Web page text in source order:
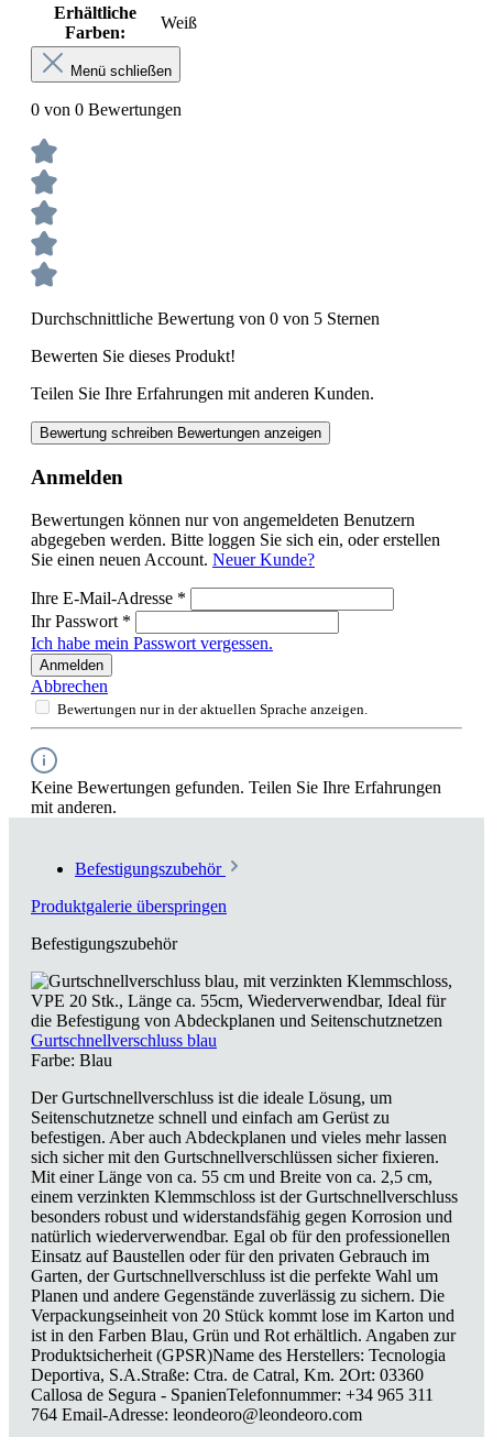
Erhältliche
Farben:
Weiß
Menü schließen
0 von 0 Bewertungen
Durchschnittliche Bewertung von 0 von 5 Sternen
Bewerten Sie dieses Produkt!
Teilen Sie Ihre Erfahrungen mit anderen Kunden.
Bewertung schreiben Bewertungen anzeigen
Anmelden
Bewertungen können nur von angemeldeten Benutzern
abgegeben werden. Bitte loggen Sie sich ein, oder erstellen
Sie einen neuen Account. Neuer Kunde?
Ihre E-Mail-Adresse *
Ihr Passwort *
Ich habe mein Passwort vergessen.
Anmelden
Abbrechen
Bewertungen nur in der aktuellen Sprache anzeigen.
Keine Bewertungen gefunden. Teilen Sie Ihre Erfahrungen
mit anderen.
Befestigungszubehör
Produktgalerie überspringen
Befestigungszubehör
Gurtschnellverschluss blau
Farbe: Blau
Der Gurtschnellverschluss ist die ideale Lösung, um
Seitenschutznetze schnell und einfach am Gerüst zu
befestigen. Aber auch Abdeckplanen und vieles mehr lassen
sich sicher mit den Gurtschnellverschlüssen sicher fixieren.
Mit einer Länge von ca. 55 cm und Breite von ca. 2,5 cm,
einem verzinkten Klemmschloss ist der Gurtschnellverschluss
besonders robust und widerstandsfähig gegen Korrosion und
natürlich wiederverwendbar. Egal ob für den professionellen
Einsatz auf Baustellen oder für den privaten Gebrauch im
Garten, der Gurtschnellverschluss ist die perfekte Wahl um
Planen und andere Gegenstände zuverlässig zu sichern. Die
Verpackungseinheit von 20 Stück kommt lose im Karton und
ist in den Farben Blau, Grün und Rot erhältlich. Angaben zur
Produktsicherheit (GPSR)Name des Herstellers: Tecnologia
Deportiva, S.A.Straße: Ctra. de Catral, Km. 2Ort: 03360
Callosa de Segura - SpanienTelefonnummer: +34 965 311
764 Email-Adresse: leondeoro@leondeoro.com